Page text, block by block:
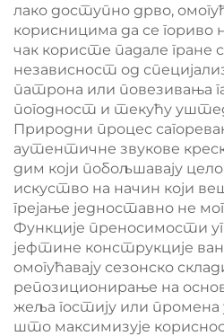
лако доступно дрво,
корисницима да се гориво
чак користе падале гране
независност од
патрона или повезивања
погодност и текућу
Природни процес
аутентичне звукове
дим који побољшавају
искуство на начин који
грејање једноставно не
Функције преносимости
јефтине конструкције
омогућавају сезонско
репозиционирање на
жеља гостију или
што максимизује